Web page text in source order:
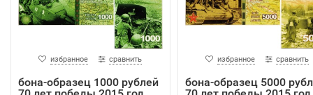
избранное сравнить
бона-образец 1000 рублей
избранное сравнить
бона-образец 5000